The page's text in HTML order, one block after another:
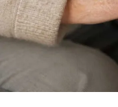
animal.
La resolución
animales, ya que
un animal causa
cuidados de su